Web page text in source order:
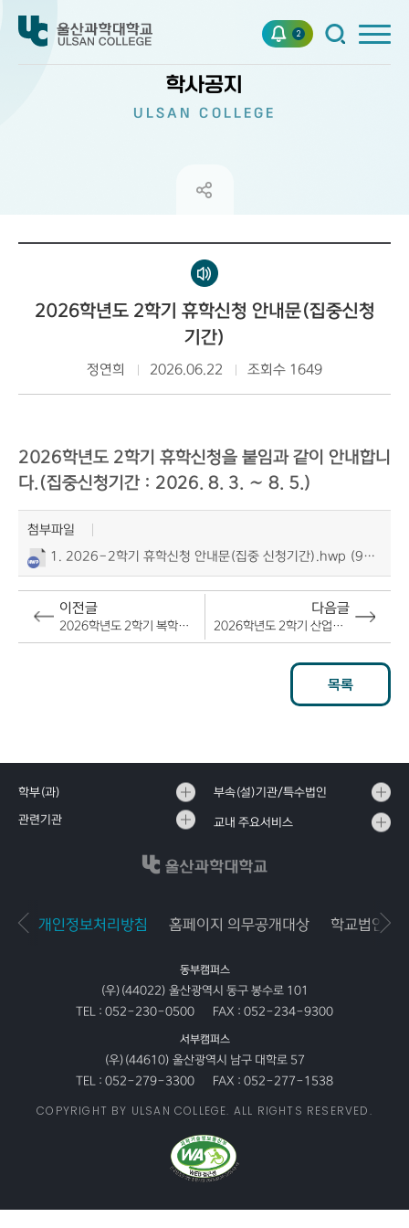
2
학사공지
ULSAN COLLEGE
2026학년도 2학기 휴학신청 안내문(집중신청
기간)
정연희 2026.06.22 조회수 1649
2026학년도 2학기 휴학신청을 붙임과 같이 안내합니
다.(집중신청기간 : 2026. 8. 3. ∼ 8. 5.)
첨부파일
1. 2026-2학기 휴학신청 안내문(집중 신청기간).hwp (95KB)
이전글
2026학년도 2학기 복학신청 안내문(집중신청기간)
다음글
2026학년도 2학기 산업체위탁생 재직 확인 서류 등록 안내
목록
동부캠퍼스
(우)(44022) 울산광역시 동구 봉수로 101
TEL : 052-230-0500 FAX : 052-234-9300
서부캠퍼스
(우)(44610) 울산광역시 남구 대학로 57
TEL : 052-279-3300 FAX : 052-277-1538
개인정보처리방침 홈페이지 의무공개대상 학교법인공
학부(과) 부속(설)기관/특수법인
관련기관 교내 주요서비스
COPYRIGHT BY ULSAN COLLEGE. ALL RIGHTS RESERVED.